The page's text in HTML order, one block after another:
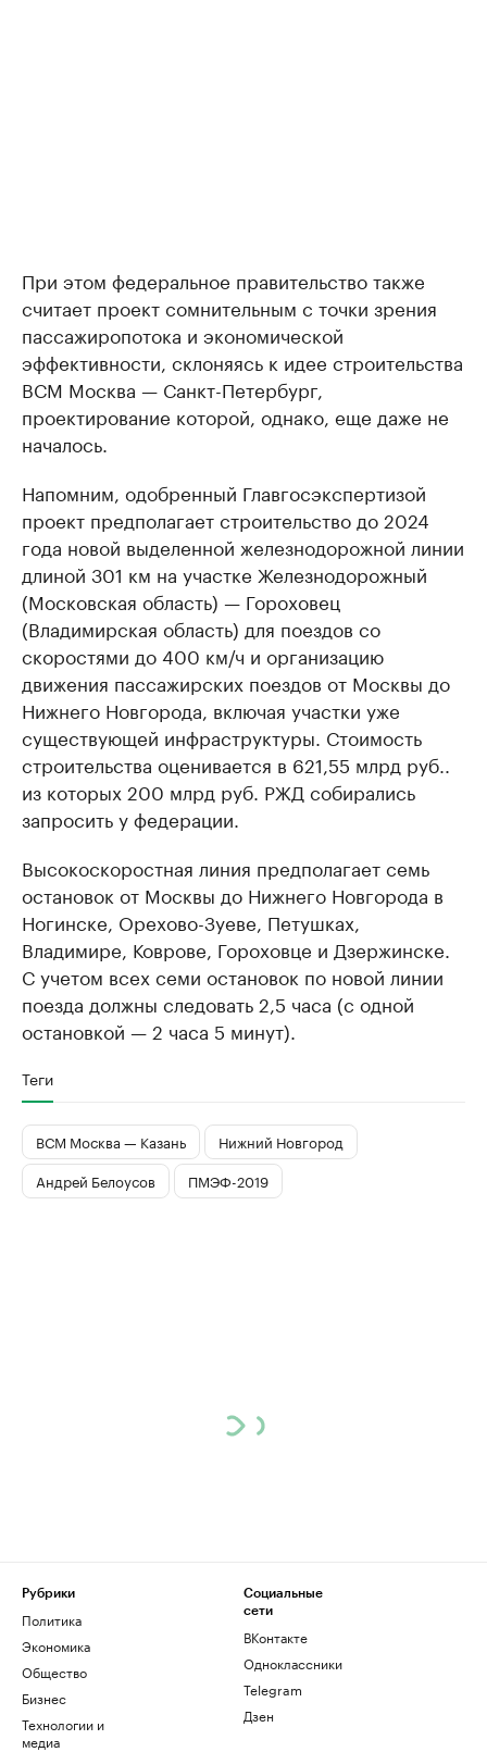
При этом федеральное правительство также
считает проект сомнительным с точки зрения
пассажиропотока и экономической
эффективности, склоняясь к идее строительства
ВСМ Москва — Санкт-Петербург,
проектирование которой, однако, еще даже не
началось.
Напомним, одобренный Главгосэкспертизой
проект предполагает строительство до 2024
года новой выделенной железнодорожной линии
длиной 301 км на участке Железнодорожный
(Московская область) — Гороховец
(Владимирская область) для поездов со
скоростями до 400 км/ч и организацию
движения пассажирских поездов от Москвы до
Нижнего Новгорода, включая участки уже
существующей инфраструктуры. Стоимость
строительства оценивается в 621,55 млрд руб..
из которых 200 млрд руб. РЖД собирались
запросить у федерации.
Высокоскоростная линия предполагает семь
остановок от Москвы до Нижнего Новгорода в
Ногинске, Орехово-Зуеве, Петушках,
Владимире, Коврове, Гороховце и Дзержинске.
С учетом всех семи остановок по новой линии
поезда должны следовать 2,5 часа (с одной
остановкой — 2 часа 5 минут).
Теги
ВСМ Москва — Казань
Нижний Новгород
Андрей Белоусов
ПМЭФ-2019
Рубрики
Политика
Экономика
Общество
Бизнес
Технологии и
медиа
Социальные
сети
ВКонтакте
Одноклассники
Telegram
Дзен